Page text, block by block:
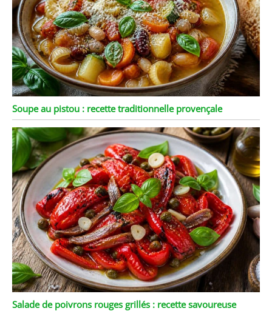
avec le lave-vaisselle,
facile à nettoyer et rapide
: il peut être
complètement mis dans
le lave-vaisselle pour le
nettoyage,éliminant les
étapes fastidieuses du
lavage à la main, vous
permettant d'avoir plus
de temps pour vous
détendre après les repas.
Dans le même temps, le
matériau est résistant à
la chaleur, et il n'est pas
facile de retenir les
taches et les odeurs
après le nettoyage,
gardant la surface de la
plaque propre comme
neuve,ce qui le rend plus
sans soucis à utiliser.
Soupe au pistou : recette traditionnelle provençale
Salade de poivrons rouges grillés : recette savoureuse